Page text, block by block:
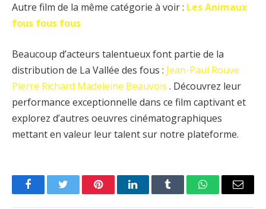
Autre film de la même catégorie à voir : Les Animaux
fous fous fous
Beaucoup d’acteurs talentueux font partie de la
distribution de La Vallée des fous : Jean-Paul Rouve
Pierre Richard Madeleine Beauvois . Découvrez leur
performance exceptionnelle dans ce film captivant et
explorez d’autres oeuvres cinématographiques
mettant en valeur leur talent sur notre plateforme.
FacebookTwitter PinterestLinkedInTumblr WhatsAppEmail